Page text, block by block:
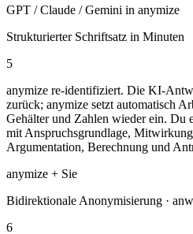
GPT / Claude / Gemini in anymize
Strukturierter Schriftsatz in Minuten
5
anymize re-identifiziert. Die KI-
zurück; anymize setzt automatisch
Gehälter und Zahlen wieder ein. Du
mit Anspruchsgrundlage,
Argumentation, Berechnung und
anymize + Sie
Bidirektionale Anonymisierung ·
6